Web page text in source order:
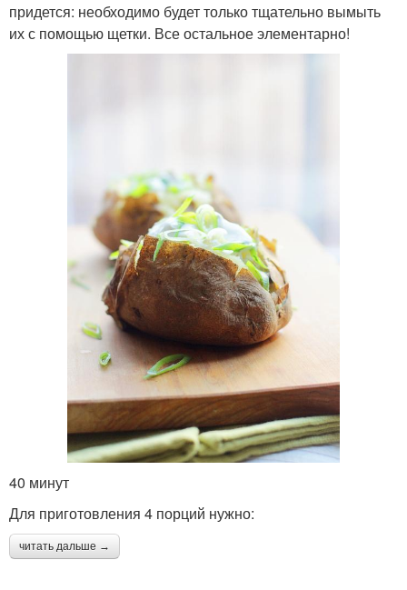
придется: необходимо будет только тщательно вымыть
их с помощью щетки. Все остальное элементарно!
40 минут
Для приготовления 4 порций нужно:
читать дальше →